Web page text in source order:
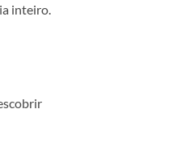
inteiro.